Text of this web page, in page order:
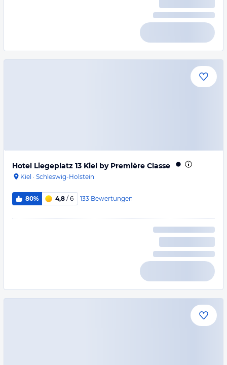
Hotel Liegeplatz 13 Kiel by Première Classe
Kiel · Schleswig-Holstein
80% 4,8 / 6 133 Bewertungen